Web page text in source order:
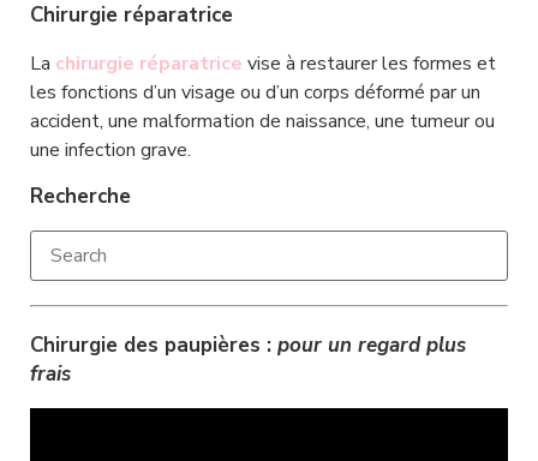
Chirurgie réparatrice
La chirurgie réparatrice vise à restaurer les formes et
les fonctions d’un visage ou d’un corps déformé par un
accident, une malformation de naissance, une tumeur ou
une infection grave.
Recherche
Chirurgie des paupières : pour un regard plus
frais